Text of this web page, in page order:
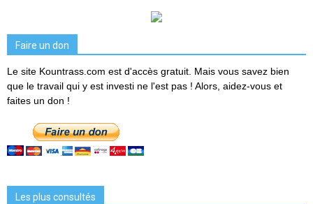
Faire un don
Le site Kountrass.com est d'accès gratuit. Mais vous savez bien
que le travail qui y est investi ne l'est pas ! Alors, aidez-vous et
faites un don !
Les plus consultés